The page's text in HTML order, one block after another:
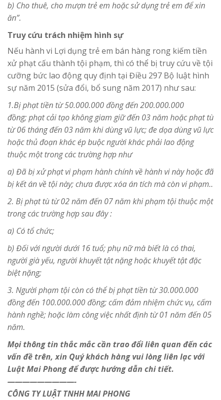
b) Cho thuê, cho mượn trẻ em hoặc sử dụng trẻ em để xin
ăn”.
Truy cứu trách nhiệm hình sự
Nếu hành vi Lợi dụng trẻ em bán hàng rong kiếm tiền
xử phạt cấu thành tội phạm, thì có thể bị truy cứu về tội
cưỡng bức lao động quy định tại Điều 297 Bộ luật hình
sự năm 2015 (sửa đổi, bổ sung năm 2017) như sau:
1.Bị phạt tiền từ 50.000.000 đồng đến 200.000.000
đồng; phạt cải tạo không giam giữ đến 03 năm hoặc phạt tù
từ 06 tháng đến 03 năm khi dùng vũ lực; đe dọa dùng vũ lực
hoặc thủ đoạn khác ép buộc người khác phải lao động
thuộc một trong các trường hợp như
a) Đã bị xử phạt vi phạm hành chính về hành vi này hoặc đã
bị kết án về tội này; chưa được xóa án tích mà còn vi phạm..
2. Bị phạt tù từ 02 năm đến 07 năm khi phạm tội thuộc một
trong các trường hợp sau đây :
a) Có tổ chức;
b) Đối với người dưới 16 tuổ; phụ nữ mà biết là có thai,
người già yếu, người khuyết tật nặng hoặc khuyết tật đặc
biệt nặng;
3. Người phạm tội còn có thể bị phạt tiền từ 30.000.000
đồng đến 100.000.000 đồng; cấm đảm nhiệm chức vụ, cấm
hành nghề; hoặc làm công việc nhất định từ 01 năm đến 05
năm.
Mọi thông tin thắc mắc cần trao đổi liên quan đến các
vấn đề trên, xin Quý khách hàng vui lòng liên lạc với
Luật Mai Phong để được hướng dẫn chi tiết.
—————————-
CÔNG TY LUẬT TNHH MAI PHONG